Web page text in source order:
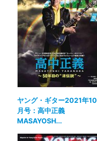
ヤング・ギター2021年10
月号：高中正義
MASAYOSH...